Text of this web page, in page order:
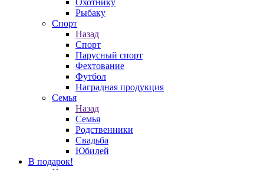
Охотнику
Рыбаку
Спорт
Назад
Спорт
Парусный спорт
Фехтование
Футбол
Наградная продукция
Семья
Назад
Семья
Родственники
Свадьба
Юбилей
В подарок!